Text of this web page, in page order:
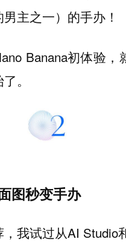
主之一）的手办！
Banana初体验，
。
图秒变手办
我试过从AI Studio